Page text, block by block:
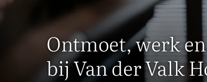
Ontmoet, werk
bij Van der Valk